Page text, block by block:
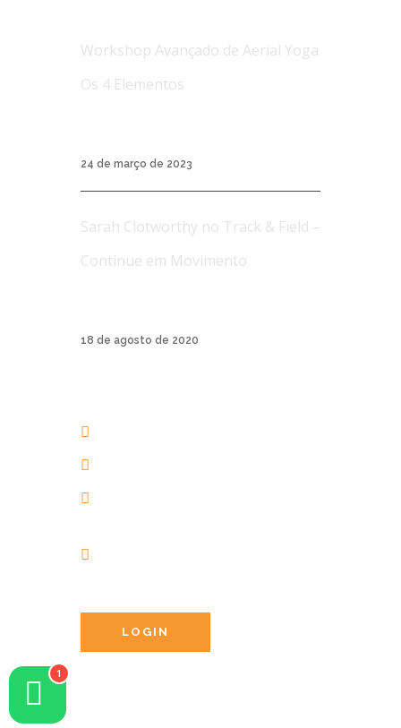
Workshop Avançado de Aerial Yoga
Os 4 Elementos
24 de março de 2023
Sarah Clotworthy no Track & Field –
Continue em Movimento
18 de agosto de 2020
LOGIN